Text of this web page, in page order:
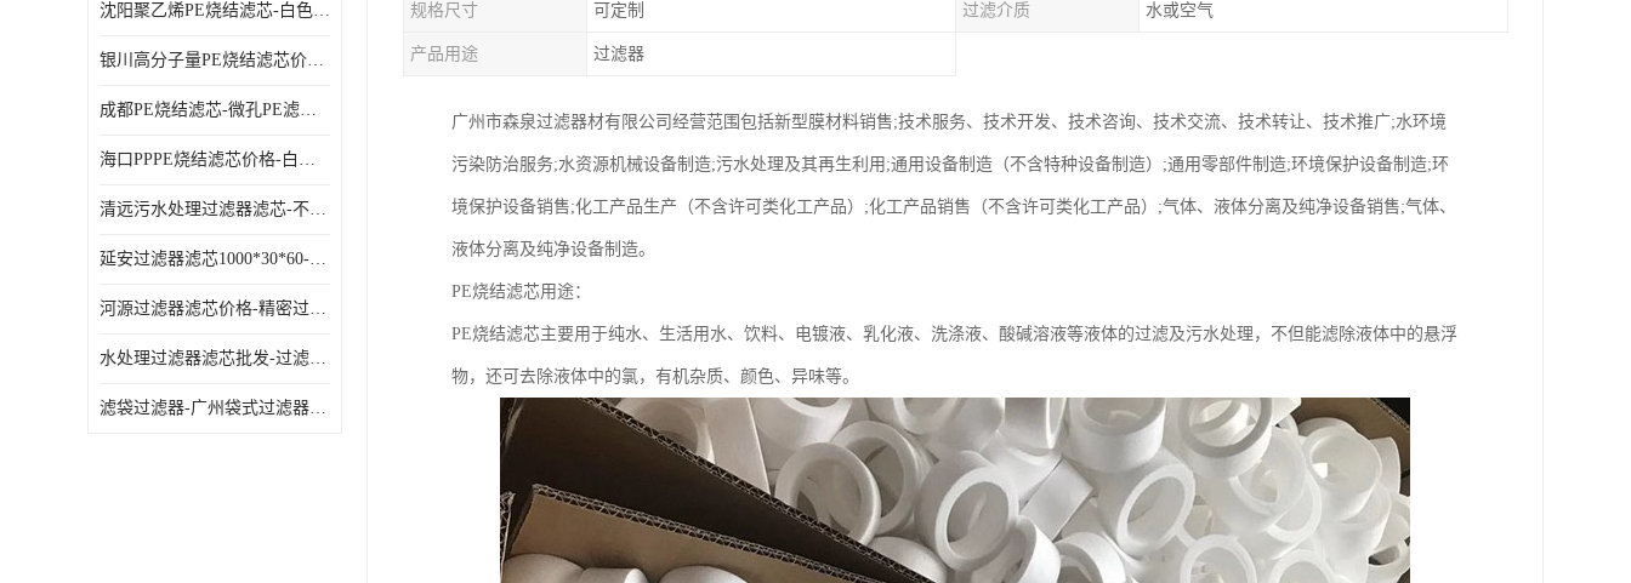
沈阳聚乙烯PE烧结滤芯-白色PE滤芯-使用寿命长
银川高分子量PE烧结滤芯价格-过滤器PE滤芯-高流通能力
成都PE烧结滤芯-微孔PE滤芯-拆洗方便
海口PPPE烧结滤芯价格-白色PE滤芯-各种规格定制
清远污水处理过滤器滤芯-不锈钢过滤器-欢迎来电咨询
延安过滤器滤芯1000*30*60-水过滤筒-型号齐全
河源过滤器滤芯价格-精密过滤器-大流量滤芯
水处理过滤器滤芯批发-过滤器水过滤-节能环保
滤袋过滤器-广州袋式过滤器厂家-经久耐用
规格尺寸 可定制 过滤介质 水或空气
产品用途 过滤器
广州市森泉过滤器材有限公司经营范围包括新型膜材料销售;技术服务、技术开发、技术咨询、技术交流、技术转让、技术推广;水环境
污染防治服务;水资源机械设备制造;污水处理及其再生利用;通用设备制造（不含特种设备制造）;通用零部件制造;环境保护设备制造;环
境保护设备销售;化工产品生产（不含许可类化工产品）;化工产品销售（不含许可类化工产品）;气体、液体分离及纯净设备销售;气体、
液体分离及纯净设备制造。
PE烧结滤芯用途：
PE烧结滤芯主要用于纯水、生活用水、饮料、电镀液、乳化液、洗涤液、酸碱溶液等液体的过滤及污水处理，不但能滤除液体中的悬浮
物，还可去除液体中的氯，有机杂质、颜色、异味等。